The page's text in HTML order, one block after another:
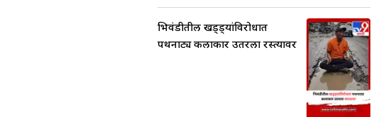
भिवंडीतील खड्ड्यांविरोधात
पथनाट्य कलाकार उतरला रस्त्यावर